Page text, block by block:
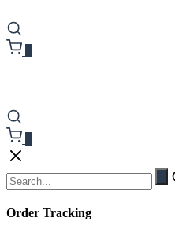
Order Tracking